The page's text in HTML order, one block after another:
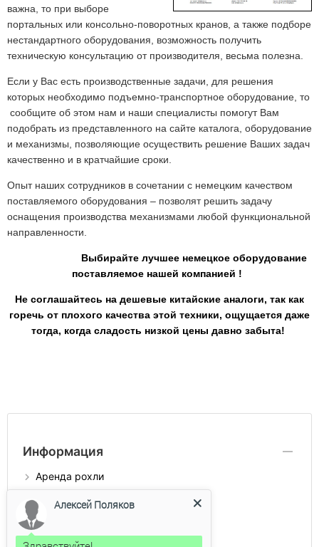
важна, то при выборе
портальных или консольно-поворотных кранов, а также подборе
нестандартного оборудования, возможность получить
техническую консультацию от производителя, весьма полезна.
Если у Вас есть производственные задачи, для решения
которых необходимо подъемно-транспортное оборудование, то
сообщите об этом нам и наши специалисты помогут Вам
подобрать из представленного на сайте каталога, оборудование
и механизмы, позволяющие осуществить решение Ваших задач
качественно и в кратчайшие сроки.
Опыт наших сотрудников в сочетании с немецким качеством
поставляемого оборудования – позволят решить задачу
оснащения производства механизмами любой функциональной
направленности.
Выбирайте лучшее немецкое оборудование
поставляемое нашей компанией !
Не соглашайтесь на дешевые китайские аналоги, так как
горечь от плохого качества этой техники, ощущается даже
тогда, когда сладость низкой цены давно забыта!
Информация
Аренда рохли
Доставка и оплата
Каталог продукции
Контакты
Алексей Поляков